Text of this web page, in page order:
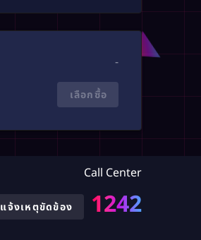
-
เลือกซื้อ
แจ้งเหตุขัดข้อง
Call Center
1242